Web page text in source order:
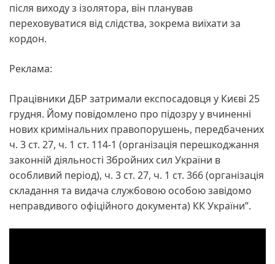
після виходу з ізолятора, він планував
переховуватися від слідства, зокрема виїхати за
кордон.
Реклама:
Працівники ДБР затримали експосадовця у Києві 25
грудня. Йому повідомлено про підозру у вчиненні
нових кримінальних правопорушень, передбачених
ч. 3 ст. 27, ч. 1 ст. 114-1 (організація перешкоджання
законній діяльності Збройних сил України в
особливий період), ч. 3 ст. 27, ч. 1 ст. 366 (організація
складання та видача службовою особою завідомо
неправдивого офіційного документа) КК України”.